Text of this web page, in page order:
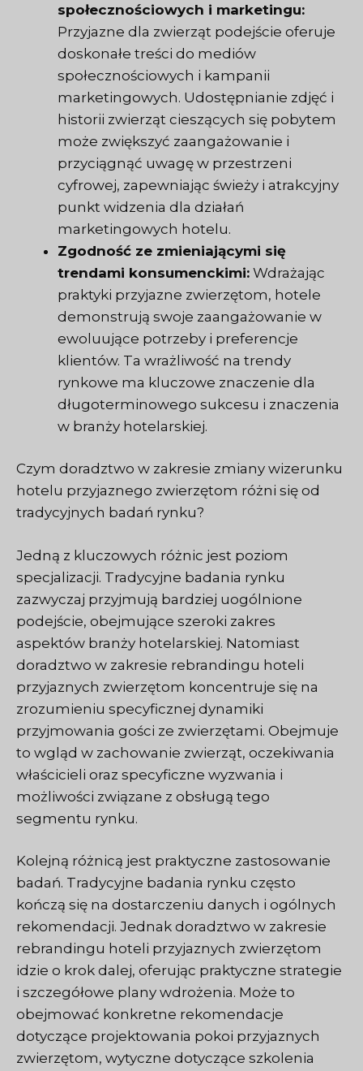
społecznościowych i marketingu:
Przyjazne dla zwierząt podejście oferuje
doskonałe treści do mediów
społecznościowych i kampanii
marketingowych. Udostępnianie zdjęć i
historii zwierząt cieszących się pobytem
może zwiększyć zaangażowanie i
przyciągnąć uwagę w przestrzeni
cyfrowej, zapewniając świeży i atrakcyjny
punkt widzenia dla działań
marketingowych hotelu.
Zgodność ze zmieniającymi się
trendami konsumenckimi: Wdrażając
praktyki przyjazne zwierzętom, hotele
demonstrują swoje zaangażowanie w
ewoluujące potrzeby i preferencje
klientów. Ta wrażliwość na trendy
rynkowe ma kluczowe znaczenie dla
długoterminowego sukcesu i znaczenia
w branży hotelarskiej.
Czym doradztwo w zakresie zmiany wizerunku
hotelu przyjaznego zwierzętom różni się od
tradycyjnych badań rynku?
Jedną z kluczowych różnic jest poziom
specjalizacji. Tradycyjne badania rynku
zazwyczaj przyjmują bardziej uogólnione
podejście, obejmujące szeroki zakres
aspektów branży hotelarskiej. Natomiast
doradztwo w zakresie rebrandingu hoteli
przyjaznych zwierzętom koncentruje się na
zrozumieniu specyficznej dynamiki
przyjmowania gości ze zwierzętami. Obejmuje
to wgląd w zachowanie zwierząt, oczekiwania
właścicieli oraz specyficzne wyzwania i
możliwości związane z obsługą tego
segmentu rynku.
Kolejną różnicą jest praktyczne zastosowanie
badań. Tradycyjne badania rynku często
kończą się na dostarczeniu danych i ogólnych
rekomendacji. Jednak doradztwo w zakresie
rebrandingu hoteli przyjaznych zwierzętom
idzie o krok dalej, oferując praktyczne strategie
i szczegółowe plany wdrożenia. Może to
obejmować konkretne rekomendacje
dotyczące projektowania pokoi przyjaznych
zwierzętom, wytyczne dotyczące szkolenia